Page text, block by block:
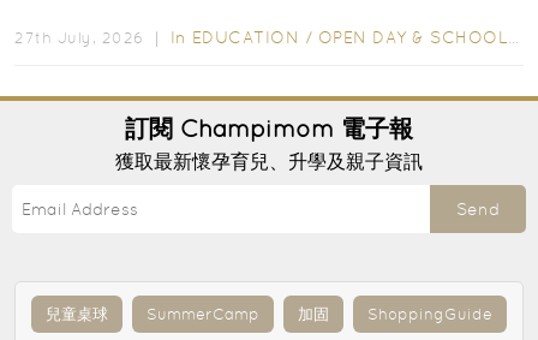
27th July, 2026 ｜ In EDUCATION / OPEN DAY & SCHOOL EVENTS
訂閱 Champimom 電子報
獲取最新懷孕育兒、升學及親子資訊
Send
兒童桌球 SummerCamp 加固 ShoppingGuide